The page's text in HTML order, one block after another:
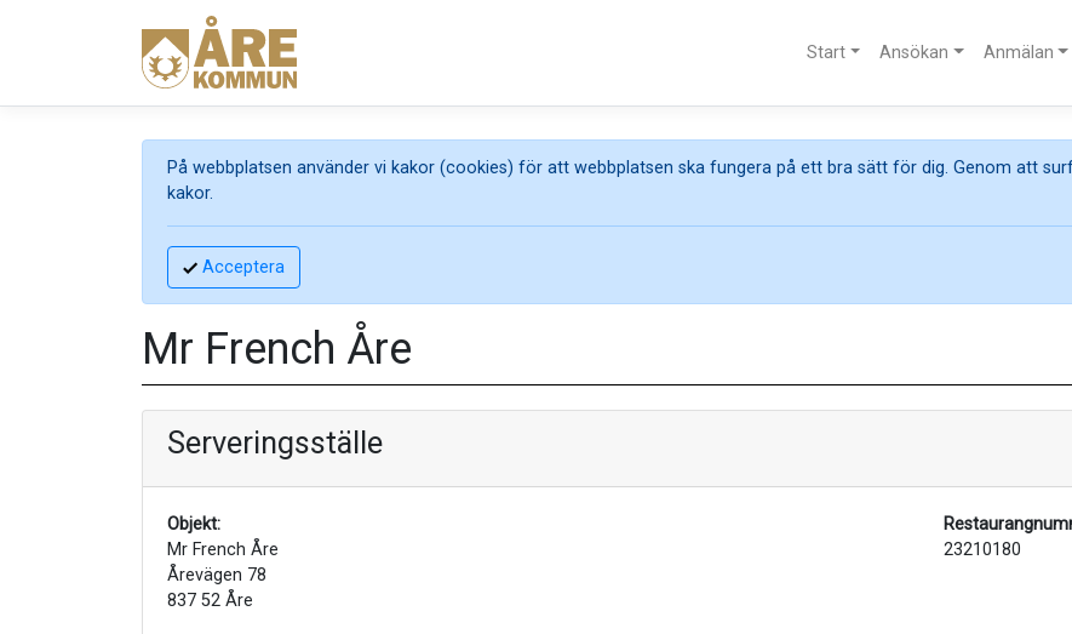
Start Ansökan Anmälan
På webbplatsen använder vi kakor (cookies) för att webbplatsen ska fungera på ett bra sätt för dig. Genom att
kakor.
Acceptera
Mr French Åre
Serveringsställe
Objekt:
Mr French Åre
Årevägen 78
837 52 Åre
23210180